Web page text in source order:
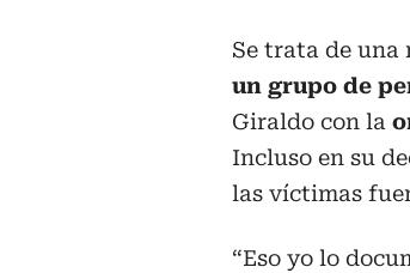
Se trata de una
un grupo de
Giraldo con la
Incluso en su
las víctimas
“Eso yo lo